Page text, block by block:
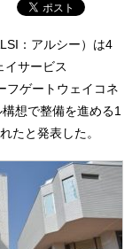
：アルシー）は4
イサービス
フゲートウェイコネ
想で整備を進める1
たと発表した。